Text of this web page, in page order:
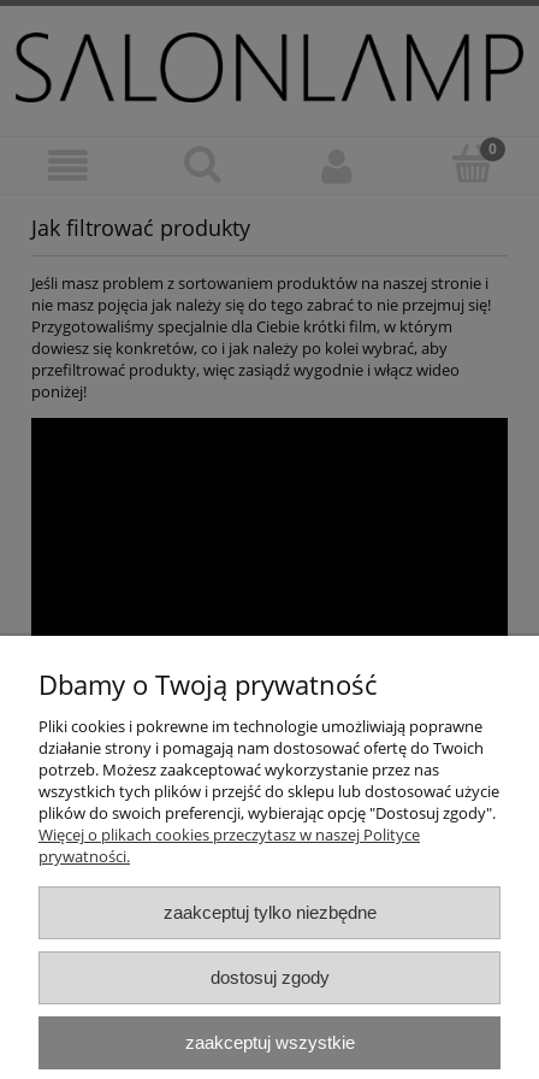
Jak filtrować produkty
Jeśli masz problem z sortowaniem produktów na naszej stronie i
nie masz pojęcia jak należy się do tego zabrać to nie przejmuj się!
Przygotowaliśmy specjalnie dla Ciebie krótki film, w którym
dowiesz się konkretów, co i jak należy po kolei wybrać, aby
przefiltrować produkty, więc zasiądź wygodnie i włącz wideo
poniżej!
Pomoc
Moje konto
Informacje
O nas
Dołącz do nas!
Dbamy o Twoją prywatność
Pliki cookies i pokrewne im technologie umożliwiają poprawne
działanie strony i pomagają nam dostosować ofertę do Twoich
potrzeb. Możesz zaakceptować wykorzystanie przez nas
wszystkich tych plików i przejść do sklepu lub dostosować użycie
plików do swoich preferencji, wybierając opcję "Dostosuj zgody".
Więcej o plikach cookies przeczytasz w naszej Polityce
prywatności.
zaakceptuj tylko niezbędne
dostosuj zgody
zaakceptuj wszystkie